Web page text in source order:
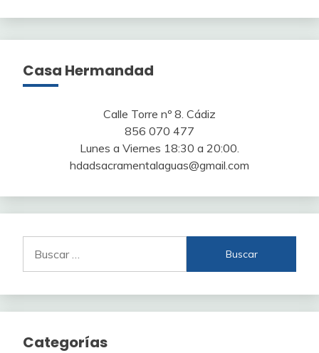
Casa Hermandad
Calle Torre nº 8. Cádiz
856 070 477
Lunes a Viernes 18:30 a 20:00.
hdadsacramentalaguas@gmail.com
Categorías